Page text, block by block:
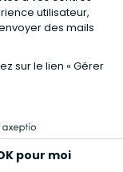
bio et naturelle